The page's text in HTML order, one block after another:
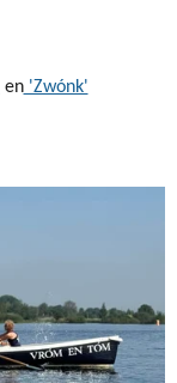
en'Zwónk'